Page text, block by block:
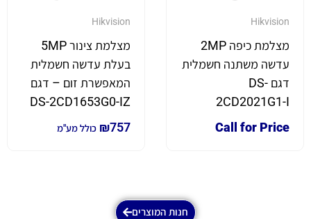
Hikvision
מצלמת כיפה 2MP
עדשה משתנה חשמלית
דגם DS-
2CD2021G1-I
Call for Price
Hikvision
מצלמת צינור 5MP
בעלת עדשה חשמלית
המאפשרת זום – דגם
DS-2CD1653G0-IZ
₪757 כולל מע"מ
חנות המוצרים